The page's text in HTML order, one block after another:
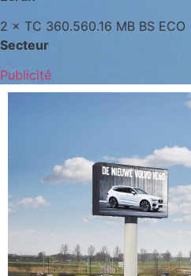
2 × TC 360.560.16 MB BS ECO
Secteur
Publicité